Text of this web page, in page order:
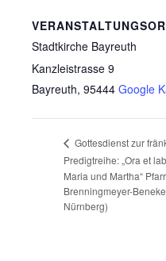
Stadtkirche Bayreuth
Kanzleistrasse 9
Bayreuth, 95444 Google
Gottesdienst zur
Predigtreihe: „Ora et
Maria und Martha“
Brenningmeyer-
Nürnberg)